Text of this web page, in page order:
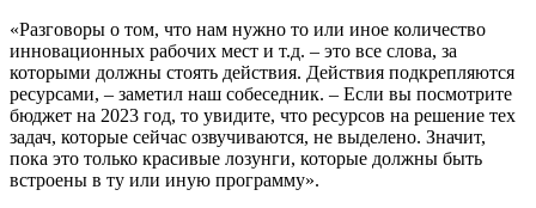
«Разговоры о том, что нам нужно то или иное количество
инновационных рабочих мест и т.д. – это все слова, за
которыми должны стоять действия. Действия подкрепляются
ресурсами, – заметил наш собеседник. – Если вы посмотрите
бюджет на 2023 год, то увидите, что ресурсов на решение тех
задач, которые сейчас озвучиваются, не выделено. Значит,
пока это только красивые лозунги, которые должны быть
встроены в ту или иную программу».